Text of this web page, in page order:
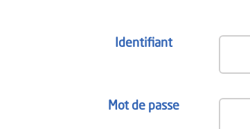
Identifiant
Mot de passe